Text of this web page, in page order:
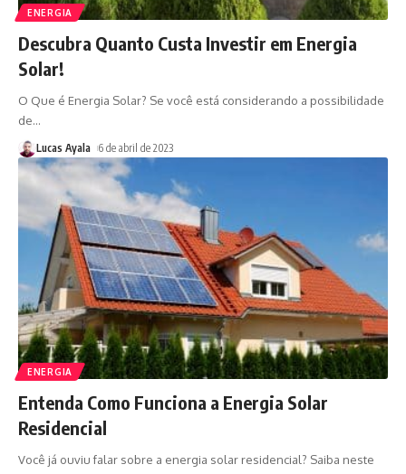
ENERGIA
Descubra Quanto Custa Investir em Energia
Solar!
O Que é Energia Solar? Se você está considerando a possibilidade
de…
Lucas Ayala 6 de abril de 2023
ENERGIA
Entenda Como Funciona a Energia Solar
Residencial
Você já ouviu falar sobre a energia solar residencial? Saiba neste